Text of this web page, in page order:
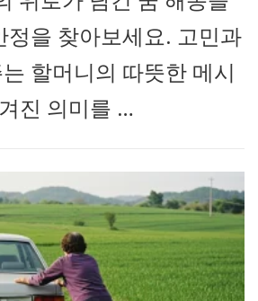
정을 찾아보세요. 고민과
할머니의 따뜻한 메시
진 의미를 …